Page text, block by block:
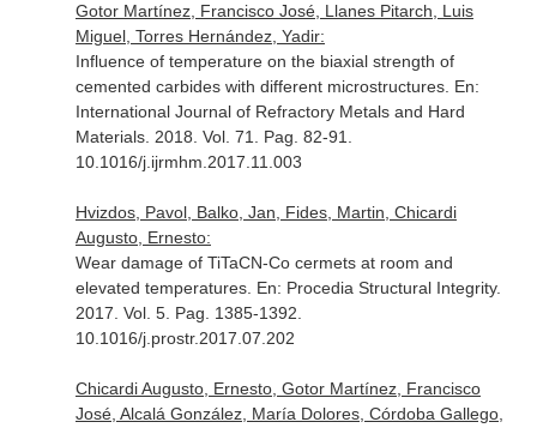
Gotor Martínez, Francisco José, Llanes Pitarch, Luis
Miguel, Torres Hernández, Yadir:
Influence of temperature on the biaxial strength of
cemented carbides with different microstructures. En:
International Journal of Refractory Metals and Hard
Materials. 2018. Vol. 71. Pag. 82-91.
10.1016/j.ijrmhm.2017.11.003
Hvizdos, Pavol, Balko, Jan, Fides, Martin, Chicardi
Augusto, Ernesto:
Wear damage of TiTaCN-Co cermets at room and
elevated temperatures. En: Procedia Structural Integrity.
2017. Vol. 5. Pag. 1385-1392.
10.1016/j.prostr.2017.07.202
Chicardi Augusto, Ernesto, Gotor Martínez, Francisco
José, Alcalá González, María Dolores, Córdoba Gallego,